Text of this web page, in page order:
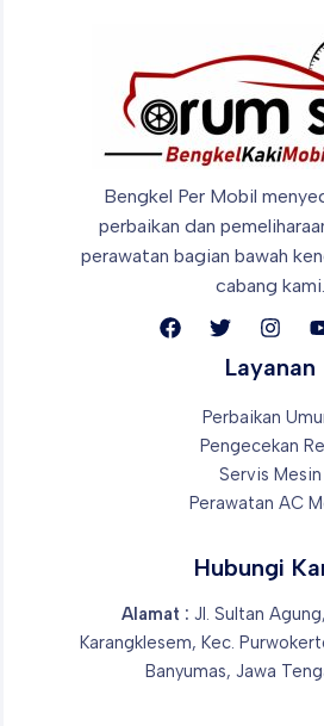
Bengkel Per Mobil
perbaikan dan
perawatan bagian bawah
cabang kami.
Layanan
Perbaikan
Pengecekan
Servis Mesin
Perawatan AC
Hubungi
Alamat : Jl. Sultan
Karangklesem, Kec.
Banyumas, Jawa